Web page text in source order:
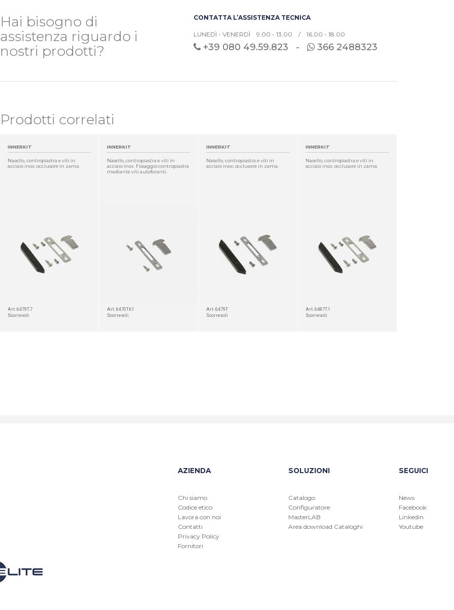
Hai bisogno di
assistenza riguardo i
nostri prodotti?
CONTATTA L’ASSISTENZA TECNICA
LUNEDÌ - VENERDÌ 9.00 - 13.00 / 16.00 - 18.00
+39 080 49.59.823 - 366 2488323
Prodotti correlati
INNERKIT
Nasello, contropiastra e viti in
acciaio inox; occlusore in zama.
Art. 6479T.7
Scorrevoli
INNERKIT
Nasello, contropiastra e viti in
acciaio inox. Fissaggio contropiastra
mediante viti autoforanti.
Art. 6470T.61
Scorrevoli
INNERKIT
Nasello, contropiastra e viti in
acciaio inox; occlusore in zama.
Art. 6479T
Scorrevoli
INNERKIT
Nasello, contropiastra e viti in
acciaio inox; occlusore in zama.
Art. 6487T.1
Scorrevoli
AZIENDA
Chi siamo
Codice etico
Lavora con noi
Contatti
Privacy Policy
Fornitori
SOLUZIONI
Catalogo
Configuratore
MasterLAB
Area download Cataloghi
SEGUICI
News
Facebook
Linkedin
Youtube